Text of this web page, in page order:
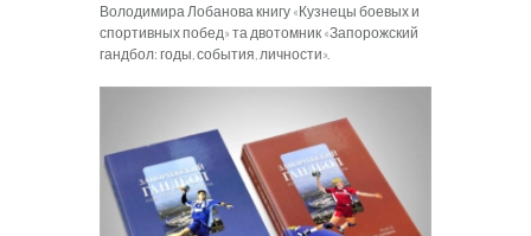
Володимира Лобанова книгу «Кузнецы боевых и
спортивных побед» та двотомник «Запорожский
гандбол: годы, события, личности».